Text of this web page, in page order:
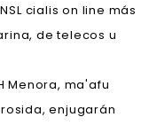
cialis on line más
de telecos u
Menora, ma'afu
enjugarán